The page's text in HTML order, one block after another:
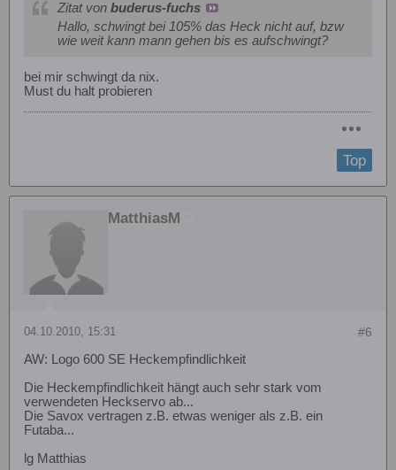
Zitat von buderus-fuchs
Hallo, schwingt bei 105% das Heck nicht auf, bzw
wie weit kann mann gehen bis es aufschwingt?
bei mir schwingt da nix.
Must du halt probieren
Top
MatthiasM
#6
04.10.2010, 15:31
AW: Logo 600 SE Heckempfindlichkeit
Die Heckempfindlichkeit hängt auch sehr stark vom
verwendeten Heckservo ab...
Die Savox vertragen z.B. etwas weniger als z.B. ein
Futaba...
lg Matthias